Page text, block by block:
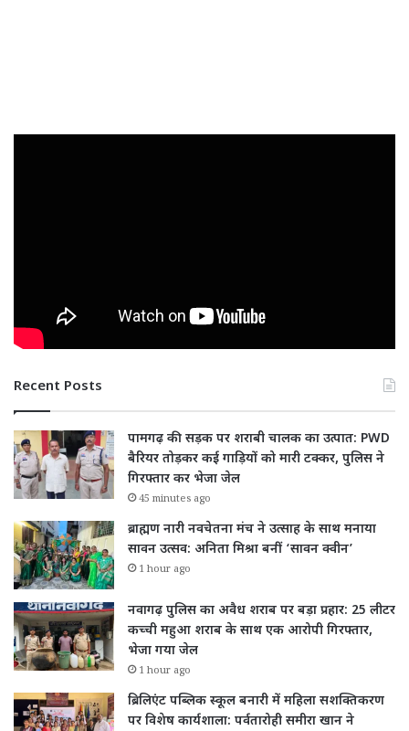
Recent Posts
पामगढ़ की सड़क पर शराबी चालक का उत्पात: PWD
बैरियर तोड़कर कई गाड़ियों को मारी टक्कर, पुलिस ने
गिरफ्तार कर भेजा जेल
45 minutes ago
ब्राह्मण नारी नवचेतना मंच ने उत्साह के साथ मनाया
सावन उत्सव: अनिता मिश्रा बनीं ‘सावन क्वीन’
1 hour ago
नवागढ़ पुलिस का अवैध शराब पर बड़ा प्रहार: 25 लीटर
कच्ची महुआ शराब के साथ एक आरोपी गिरफ्तार,
भेजा गया जेल
1 hour ago
ब्रिलिएंट पब्लिक स्कूल बनारी में महिला सशक्तिकरण
पर विशेष कार्यशाला: पर्वतारोही समीरा खान ने